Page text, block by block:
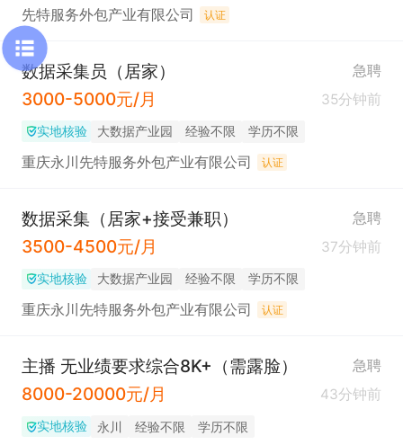
先特服务外包产业有限公司 认证
数据采集员（居家） 急聘
3000-5000元/月 35分钟前
实地核验 大数据产业园 经验不限 学历不限
重庆永川先特服务外包产业有限公司 认证
数据采集（居家+接受兼职） 急聘
3500-4500元/月 37分钟前
实地核验 大数据产业园 经验不限 学历不限
重庆永川先特服务外包产业有限公司 认证
主播 无业绩要求综合8K+（需露脸） 急聘
8000-20000元/月 43分钟前
实地核验 永川 经验不限 学历不限